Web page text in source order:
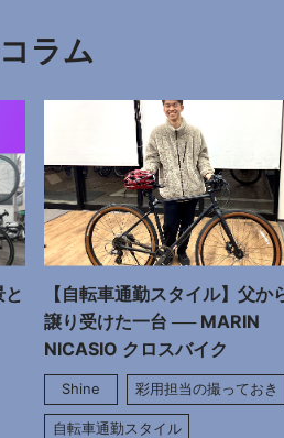
ラム
と
【自転車通勤スタイル】父か
譲り受けた一台 ── MARIN
NICASIO クロスバイク
Shine 彩用担当の撮っておき
自転車通勤スタイル